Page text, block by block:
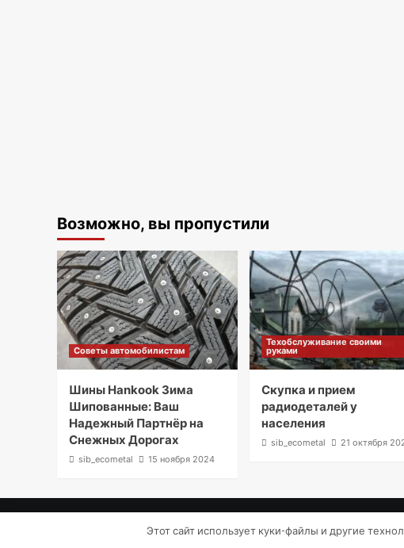
Возможно, вы пропустили
Советы автомобилистам
Шины Hankook Зима
Шипованные: Ваш
Надежный Партнёр на
Снежных Дорогах
sib_ecometal 15 ноября 2024
Техобслуживание своими
руками
Скупка и прием
радиодеталей у
населения
sib_ecometal 21 октября
Этот сайт использует куки-файлы и другие